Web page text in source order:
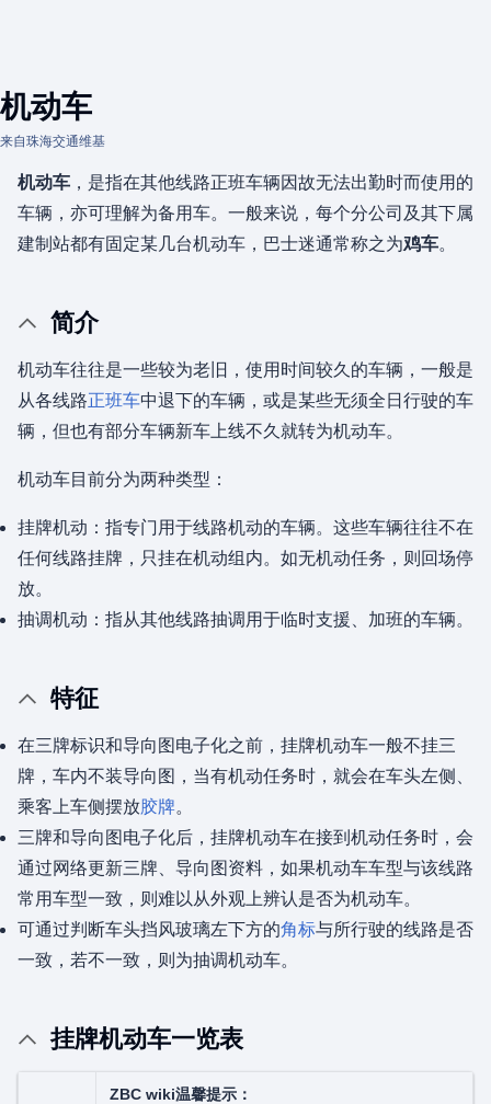
机动车
来自珠海交通维基
机动车 ，是指在其他线路正班车辆因故无法出勤时而使用的
车辆，亦可理解为备用车。一般来说，每个分公司及其下属
建制站都有固定某几台机动车，巴士迷通常称之为鸡车。
简介
机动车往往是一些较为老旧，使用时间较久的车辆，一般是
从各线路正班车中退下的车辆，或是某些无须全日行驶的车
辆，但也有部分车辆新车上线不久就转为机动车。
机动车目前分为两种类型：
挂牌机动：指专门用于线路机动的车辆。这些车辆往往不在
任何线路挂牌，只挂在机动组内。如无机动任务，则回场停
放。
抽调机动：指从其他线路抽调用于临时支援、加班的车辆。
特征
在三牌标识和导向图电子化之前，挂牌机动车一般不挂三
牌，车内不装导向图，当有机动任务时，就会在车头左侧、
乘客上车侧摆放胶牌。
三牌和导向图电子化后，挂牌机动车在接到机动任务时，会
通过网络更新三牌、导向图资料，如果机动车车型与该线路
常用车型一致，则难以从外观上辨认是否为机动车。
可通过判断车头挡风玻璃左下方的角标与所行驶的线路是否
一致，若不一致，则为抽调机动车。
挂牌机动车一览表
ZBC wiki温馨提示：